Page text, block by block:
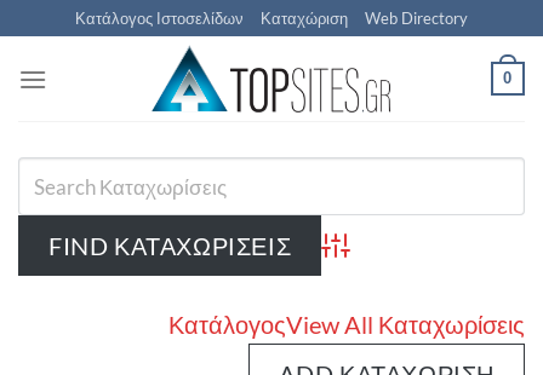
Μετάβαση
στο
περιεχόμενο
Κατάλογος Ιστοσελίδων Καταχώριση Web Directory
0
Advanced Search
ΚατάλογοςView All Καταχωρίσεις